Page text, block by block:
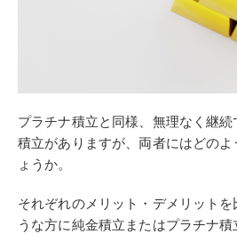
プラチナ積立と同様、無理なく継
積立がありますが、両者にはどの
ょうか。
それぞれのメリット・デメリット
うな方に純金積立またはプラチナ